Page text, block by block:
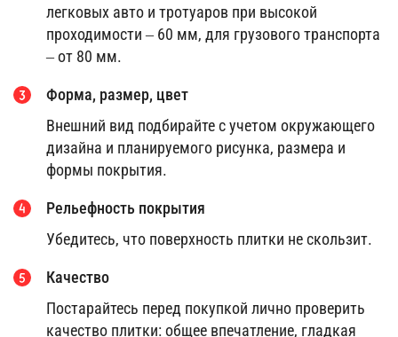
легковых авто и тротуаров при высокой
проходимости – 60 мм, для грузового транспорта
– от 80 мм.
Форма, размер, цвет
Внешний вид подбирайте с учетом окружающего
дизайна и планируемого рисунка, размера и
формы покрытия.
Рельефность покрытия
Убедитесь, что поверхность плитки не скользит.
Качество
Постарайтесь перед покупкой лично проверить
качество плитки: общее впечатление, гладкая